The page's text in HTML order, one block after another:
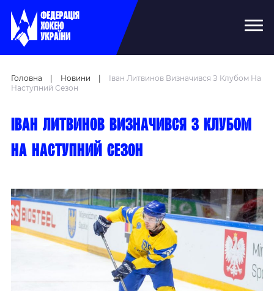
Головна Новини
Іван Литвинов Визначився З Клубом На
Наступний Сезон
Іван Литвинов визначився з клубом
на наступний сезон